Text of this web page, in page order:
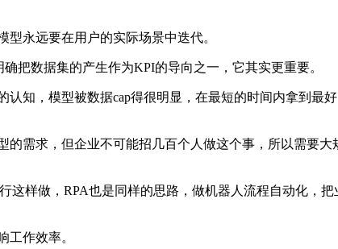
永远要在用户的实际场景中迭代。
数据集的产生作为KPI的导向之一，它其实更重要。
，模型被数据cap得很明显，在最短的时间内拿到最
求，但企业不可能招几百个人做这个事，所以需要大
样做，RPA也是同样的思路，做机器人流程自动化，把
作效率。